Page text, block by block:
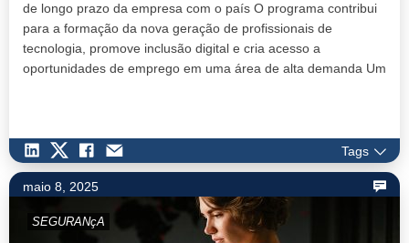
de longo prazo da empresa com o país O programa contribui
para a formação da nova geração de profissionais de
tecnologia, promove inclusão digital e cria acesso a
oportunidades de emprego em uma área de alta demanda Um
Tags
maio 8, 2025
SEGURANçA